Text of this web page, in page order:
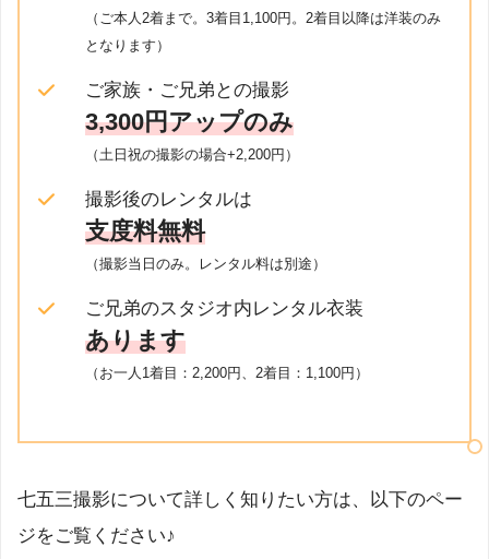
（ご本人2着まで。3着目1,100円。2着目以降は洋装のみ
となります）
ご家族・ご兄弟との撮影
3,300円アップのみ
（土日祝の撮影の場合+2,200円）
撮影後のレンタルは
支度料無料
（撮影当日のみ。レンタル料は別途）
ご兄弟のスタジオ内レンタル衣装
あります
（お一人1着目：2,200円、2着目：1,100円）
七五三撮影について詳しく知りたい方は、以下のペー
ジをご覧ください♪